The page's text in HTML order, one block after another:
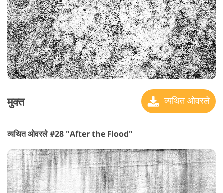
मुक्त व्यथित ओवरले
व्यथित ओवरले #28 "After the Flood"